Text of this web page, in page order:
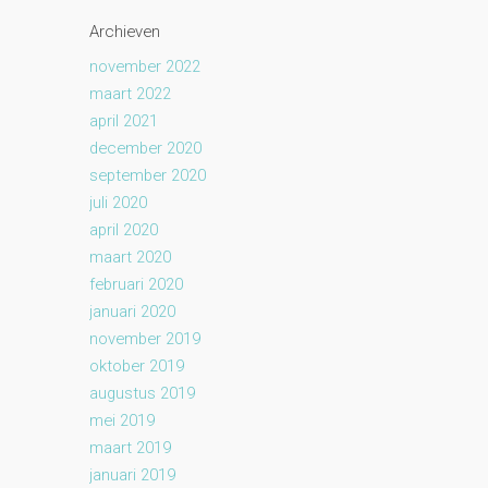
Archieven
november 2022
maart 2022
april 2021
december 2020
september 2020
juli 2020
april 2020
maart 2020
februari 2020
januari 2020
november 2019
oktober 2019
augustus 2019
mei 2019
maart 2019
januari 2019